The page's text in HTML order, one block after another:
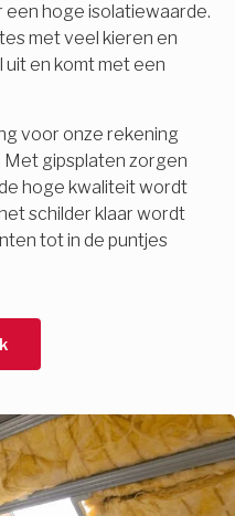
hoge isolatiewaarde.
met veel kieren en
uit en komt met een
voor onze rekening
Met gipsplaten zorgen
hoge kwaliteit wordt
schilder klaar wordt
tot in de puntjes